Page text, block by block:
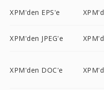
XPM'den EPS'e
XPM'den JPEG'e
XPM'den DOC'e